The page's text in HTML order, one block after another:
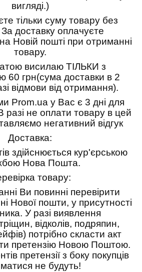
вигляді.)
тільки суму товару без
доставку оплачуєте
Новій пошті при отриманні
товару.
висилаю ТІЛЬКИ з
60 грн(сума доставки в 2
відмови від отримання).
Prom.ua у Вас є 3 дні для
разі не оплати товару в цей
негативний відгук
Доставка:
здійснюється кур'єрською
Нова Пошта.
товару:
Ви повинні перевірити
Нової пошти, у присутності
У разі виявлення
відколів, подряпин,
потрібно скласти акт
претензію Новою Поштою.
претензії з боку покупців
не будуть!